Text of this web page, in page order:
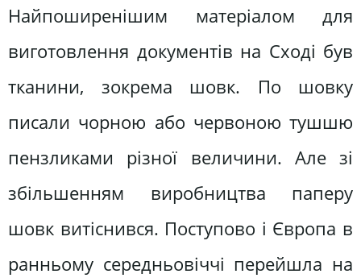
Найпоширенішим матеріалом для
виготовлення документів на Сході був
тканини, зокрема шовк. По шовку
писали чорною або червоною тушшю
пензликами різної величини. Але зі
збільшенням виробництва паперу
шовк витіснився. Поступово і Європа в
ранньому середньовіччі перейшла на